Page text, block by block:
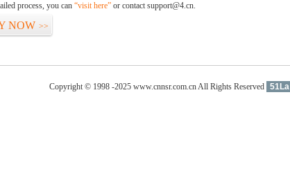
process, you can “visit here” or contact support@4.cn.
NOW >>
Copyright © 1998 -2025 www.cnnsr.com.cn All Rights Reserved 51La